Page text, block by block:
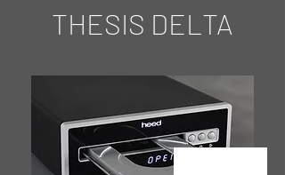
THESIS DELTA